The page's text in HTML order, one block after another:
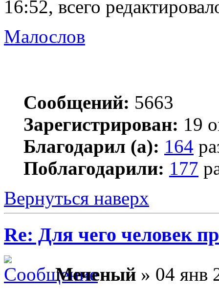
16:52, всего
Малослов
Сообщений: 5663
Зарегистрирован: 19
Благодарил (а): 164
Поблагодарили: 177
Вернуться наверх
Re: Для чего человек
Меченый » 04 янв